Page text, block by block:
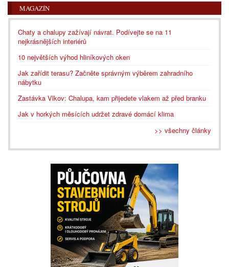
MAGAZÍN
Chaty a chalupy zažívají návrat. Podívejte se na 11
nejkrásnějších interiérů
10 největších výhod hliníkových oken
Jak zařídit terasu? Začněte správným výběrem zahradního
nábytku
Zastávka Vlkov: Chalupa, kam přijedete vlakem až před branku
Jak v horkých měsících udržet zdravé domácí klima
>> všechny články